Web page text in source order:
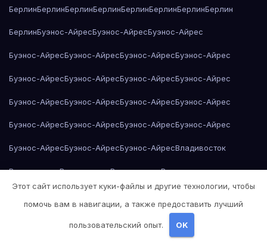
БерлинБерлинБерлинБерлинБерлинБерлинБерлинБерлин
БерлинБуэнос-АйресБуэнос-АйресБуэнос-Айрес
Буэнос-АйресБуэнос-АйресБуэнос-АйресБуэнос-Айрес
Буэнос-АйресБуэнос-АйресБуэнос-АйресБуэнос-Айрес
Буэнос-АйресБуэнос-АйресБуэнос-АйресБуэнос-Айрес
Буэнос-АйресБуэнос-АйресБуэнос-АйресБуэнос-Айрес
Буэнос-АйресБуэнос-АйресБуэнос-АйресВладивосток
ВладивостокВладивостокВладивостокВладивосток
Владивосток
Владивосток
Этот сайт использует куки-файлы и другие технологии, чтобы
помочь вам в навигации, а также предоставить лучший
пользовательский опыт. OK